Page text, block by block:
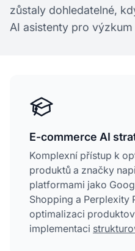
zůstaly dohledatelné,
AI asistenty pro
E-commerce AI
Komplexní přístup k
produktů a značky
platformami jako
Shopping a Perplexity
optimalizaci
implementaci